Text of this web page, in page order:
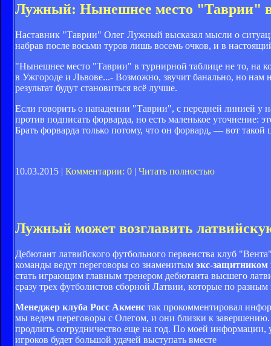
Лужный: Нынешнее место "Таврии" в
Наставник "Таврии" Олег Лужный высказал мысли о
набрав после восьми туров лишь восемь очков, и в
"Нынешнее место "Таврии" в турнирной таблице не то, на
в Ужгороде и Львове...- Возможно, звучит банально, но нам
результат будут становиться всё лучше.
Если говорить о нападении "Таврии", с передней линией у
против подписать форварда, но есть маленькое уточнение:
Брать форварда только потому, что он форвард, — вот
10.03.2015 | Комментарии: 0 | Читать полностью
Лужный может возглавить
Дебютант латвийского футбольного первенства клуб
команды ведут переговоры со знаменитым экс-
стать играющим главным тренером дебютанта высшего
сразу трех футболистов сборной Латвии, которые по
Менеджер клуба Росс Акменс так прокомментировал
мы ведем переговоры с Олегом, и они близки к
продлить сотрудничество еще на год. По моей
игроков будет большой удачей выступать вместе